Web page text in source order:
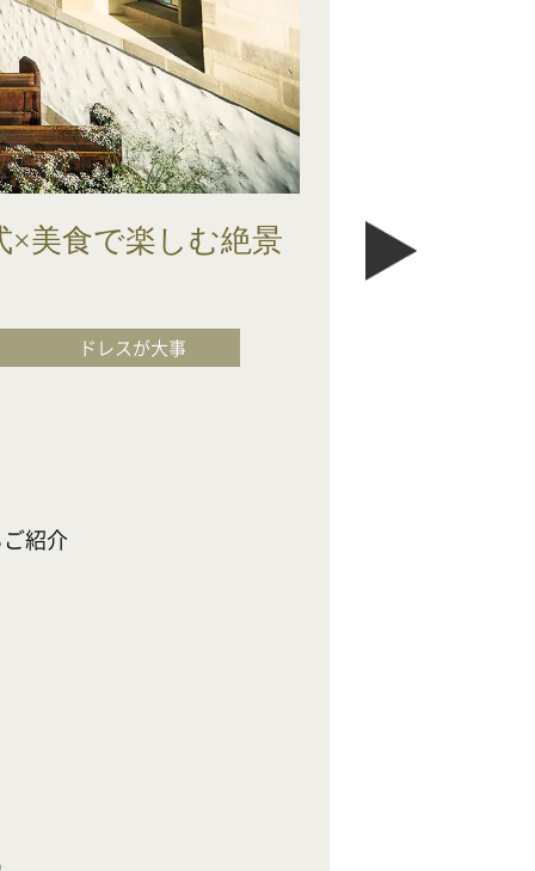
美食で楽しむ絶景
ドレスが大事
紹介
ベストレ
ドレス試